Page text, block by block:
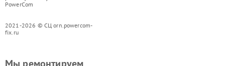
PowerCom
2021-2026 © СЦ orn.powercom-
fix.ru